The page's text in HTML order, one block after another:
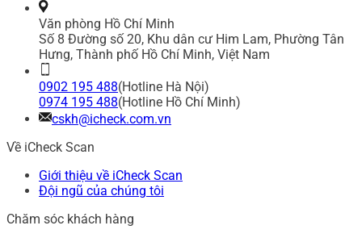
Văn phòng Hồ Chí Minh
Số 8 Đường số 20, Khu dân cư Him Lam, Phường Tân
Hưng, Thành phố Hồ Chí Minh, Việt Nam
0902 195 488(Hotline Hà Nội)
0974 195 488(Hotline Hồ Chí Minh)
cskh@icheck.com.vn
Về iCheck Scan
Giới thiệu về iCheck Scan
Đội ngũ của chúng tôi
Chăm sóc khách hàng